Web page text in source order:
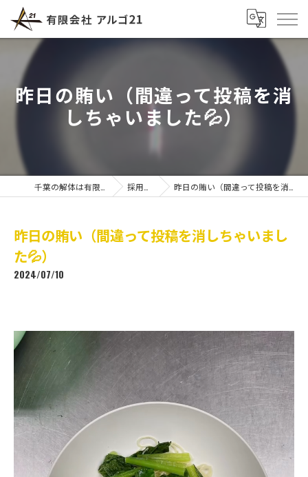
昨日の賄い（間違って投稿を消
しちゃいました💦）
採用ブログ 昨日の賄い（間違って投稿を消しちゃいました💦）
昨日の賄い（間違って投稿を消しちゃいまし
た💦）
2024/07/10